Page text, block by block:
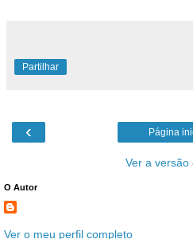
Partilhar
‹ Página
Ver a versão
O Autor
Ver o meu perfil completo